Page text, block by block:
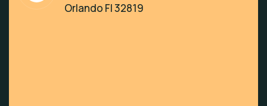
Orlando Fl 32819